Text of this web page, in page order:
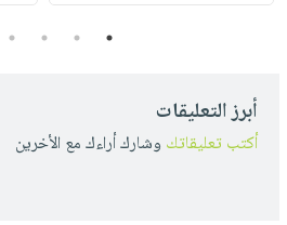
1
2
3
4
أبرز التعليقات
أكتب تعليقاتك وشارك أراءك مع الأخرين